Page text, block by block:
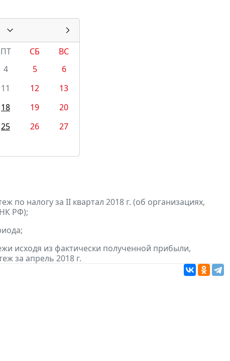
ПТ СБ
ВС
4 5
6
11 12
13
18 19
20
25 26
27
по налогу за II квартал 2018 г. (об организациях,
НК РФ);
исходя из фактически полученной прибыли,
за апрель 2018 г.